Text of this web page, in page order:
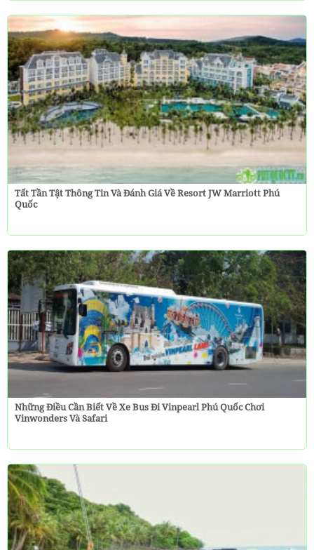
Tất Tần Tật Thông Tin Và Đánh Giá Về Resort JW Marriott Phú
Quốc
Những Điều Cần Biết Về Xe Bus Đi Vinpearl Phú Quốc Chơi
Vinwonders Và Safari